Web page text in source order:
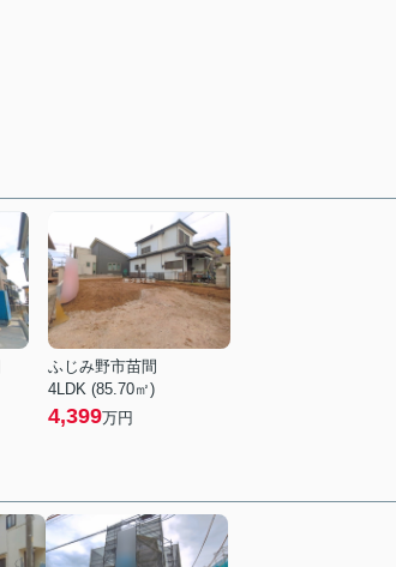
ふじみ野市苗間
4LDK (85.70㎡)
4,399万円